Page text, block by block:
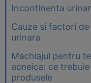
Incontinenta
Cauze si factori
urinara
Machiajul pentru
acneica: ce
produsele